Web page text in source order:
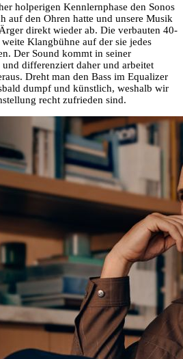
holperigen Kennlernphase den Sonos
auf den Ohren hatte und unsere Musik
direkt wieder ab. Die verbauten 40-
Klangbühne auf der sie jedes
Der Sound kommt in seiner
differenziert daher und arbeitet
Dreht man den Bass im Equalizer
dumpf und künstlich, weshalb wir
recht zufrieden sind.